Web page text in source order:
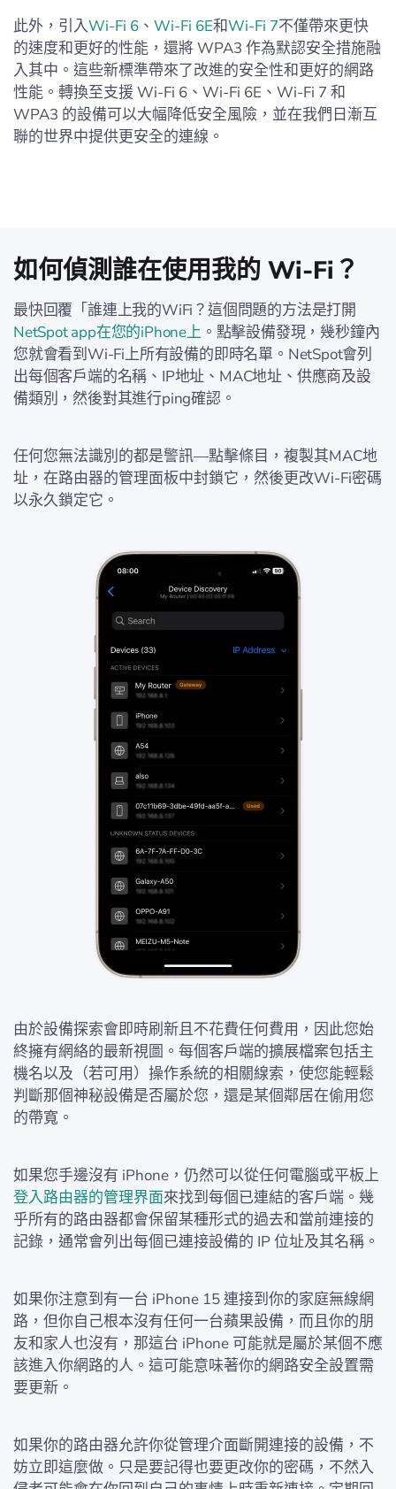
此外，引入Wi-Fi 6 、 Wi-Fi 6E和Wi-Fi 7不僅帶來更快
的速度和更好的性能，還將 WPA3 作為默認安全措施融
入其中。這些新標準帶來了改進的安全性和更好的網路
性能。轉換至支援 Wi-Fi 6、Wi-Fi 6E、Wi-Fi 7 和
WPA3 的設備可以大幅降低安全風險，並在我們日漸互
聯的世界中提供更安全的連線。
如何偵測誰在使用我的 Wi-Fi？
最快回覆「誰連上我的WiFi？這個問題的方法是打開
NetSpot app在您的iPhone上。點擊設備發現，幾秒鐘內
您就會看到Wi-Fi上所有設備的即時名單。NetSpot會列
出每個客戶端的名稱、IP地址、MAC地址、供應商及設
備類別，然後對其進行ping確認。
任何您無法識別的都是警訊—點擊條目，複製其MAC地
址，在路由器的管理面板中封鎖它，然後更改Wi-Fi密碼
以永久鎖定它。
由於設備探索會即時刷新且不花費任何費用，因此您始
終擁有網絡的最新視圖。每個客戶端的擴展檔案包括主
機名以及（若可用）操作系統的相關線索，使您能輕鬆
判斷那個神秘設備是否屬於您，還是某個鄰居在偷用您
的帶寬。
如果您手邊沒有 iPhone，仍然可以從任何電腦或平板上
登入路由器的管理界面來找到每個已連結的客戶端。幾
乎所有的路由器都會保留某種形式的過去和當前連接的
記錄，通常會列出每個已連接設備的 IP 位址及其名稱。
如果你注意到有一台 iPhone 15 連接到你的家庭無線網
路，但你自己根本沒有任何一台蘋果設備，而且你的朋
友和家人也沒有，那這台 iPhone 可能就是屬於某個不應
該進入你網路的人。這可能意味著你的網路安全設置需
要更新。
如果你的路由器允許你從管理介面斷開連接的設備，不
妨立即這麼做。只是要記得也要更改你的密碼，不然入